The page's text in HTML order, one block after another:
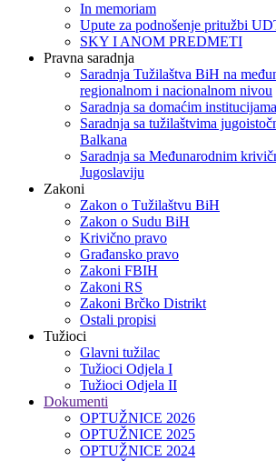
In memoriam
Upute za podnošenje pritužbi
SKY I ANOM PREDMETI
Pravna saradnja
Saradnja Tužilaštva BiH na
regionalnom i nacionalnom nivou
Saradnja sa domaćim institucijama
Saradnja sa tužilaštvima
Balkana
Saradnja sa Međunarodnim
Jugoslaviju
Zakoni
Zakon o Тužilaštvu BiH
Zakon o Sudu BiH
Krivično pravo
Građansko pravo
Zakoni FBIH
Zakoni RS
Zakoni Brčko Distrikt
Ostali propisi
Tužioci
Glavni tužilac
Tužioci Odjela I
Tužioci Odjela II
Dokumenti
OPTUŽNICE 2026
OPTUŽNICE 2025
OPTUŽNICE 2024